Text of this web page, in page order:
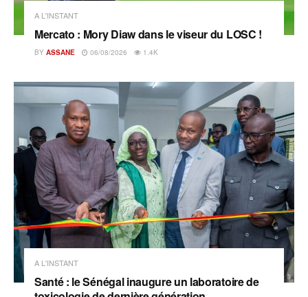
A L'INSTANT
Mercato : Mory Diaw dans le viseur du LOSC !
BY ASSANE 06/08/2026 1.4K
A L'INSTANT
Santé : le Sénégal inaugure un laboratoire de